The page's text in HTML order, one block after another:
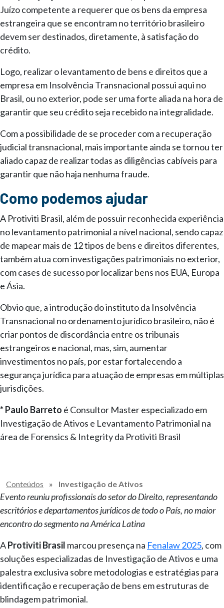
Juízo competente a requerer que os bens da empresa
estrangeira que se encontram no território brasileiro
devem ser destinados, diretamente, à satisfação do
crédito.
Logo, realizar o levantamento de bens e direitos que a
empresa em Insolvência Transnacional possui aqui no
Brasil, ou no exterior, pode ser uma forte aliada na hora de
garantir que seu crédito seja recebido na integralidade.
Com a possibilidade de se proceder com a recuperação
judicial transnacional, mais importante ainda se tornou ter
aliado capaz de realizar todas as diligências cabíveis para
garantir que não haja nenhuma fraude.
Como podemos ajudar
A Protiviti Brasil, além de possuir reconhecida experiência
no levantamento patrimonial a nível nacional, sendo capaz
de mapear mais de 12 tipos de bens e direitos diferentes,
também atua com investigações patrimoniais no exterior,
com cases de sucesso por localizar bens nos EUA, Europa
e Ásia.
Obvio que, a introdução do instituto da Insolvência
Transnacional no ordenamento jurídico brasileiro, não é
criar pontos de discordância entre os tribunais
estrangeiros e nacional, mas, sim, aumentar
investimentos no país, por estar fortalecendo a
segurança jurídica para atuação de empresas em múltiplas
jurisdições.
* Paulo Barreto é Consultor Master especializado em
Investigação de Ativos e Levantamento Patrimonial na
área de Forensics & Integrity da Protiviti Brasil
Conteúdos » Investigação de Ativos
Evento reuniu profissionais do setor do Direito, representando
escritórios e departamentos jurídicos de todo o País, no maior
encontro do segmento na América Latina
AProtiviti Brasil marcou presença na Fenalaw 2025, com
soluções especializadas de Investigação de Ativos e uma
palestra exclusiva sobre metodologias e estratégias para
identificação e recuperação de bens em estruturas de
blindagem patrimonial.